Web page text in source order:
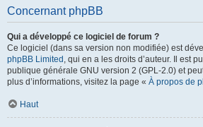
Concernant phpBB
Qui a développé ce logiciel de forum ?
Ce logiciel (dans sa version non modifiée) est
phpBB Limited , qui en a les droits d’auteur. Il est
publique générale GNU version 2 (GPL-2.0) et
plus d’informations, visitez la page « À propos de
Haut